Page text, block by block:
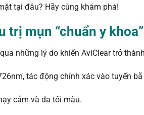
tại đâu? Hãy cùng khám phá!
trị mụn “chuẩn y
những lý do khiến AviClear trở
tác động chính xác vào tuyến bã
cảm và da tối màu.